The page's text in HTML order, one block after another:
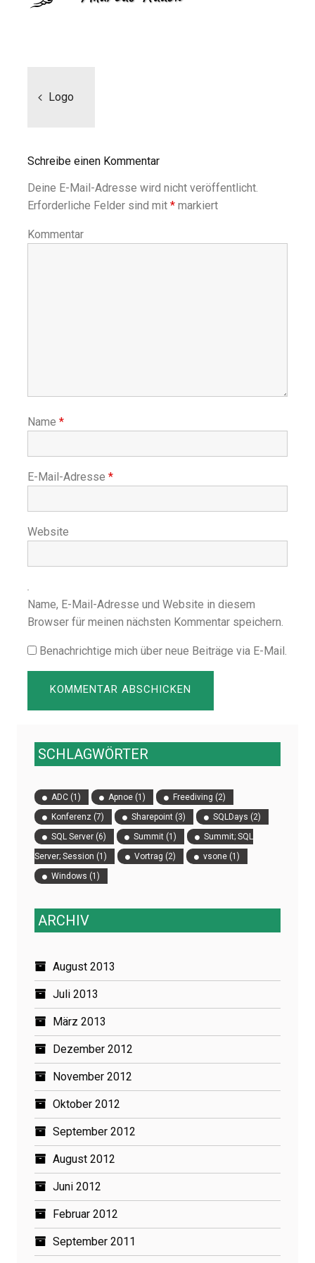
Logo
Schreibe einen Kommentar
Deine E-Mail-Adresse wird nicht veröffentlicht.
Erforderliche Felder sind mit * markiert
Kommentar
Name *
E-Mail-Adresse *
Website
Name, E-Mail-Adresse und Website in diesem
Browser für meinen nächsten Kommentar speichern.
Benachrichtige mich über neue Beiträge via E-Mail.
SCHLAGWÖRTER
ADC (1) Apnoe (1) Freediving (2)
Konferenz (7) Sharepoint (3) SQLDays (2)
SQL Server (6) Summit (1)
Summit; SQL
Server; Session (1) Vortrag (2) vsone (1)
Windows (1)
ARCHIV
August 2013
Juli 2013
März 2013
Dezember 2012
November 2012
Oktober 2012
September 2012
August 2012
Juni 2012
Februar 2012
September 2011